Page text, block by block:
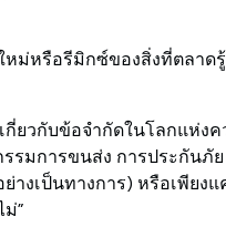
หม่หรือรีมิกซ์ของสิ่งที่ตลาด
กี่ยวกับข้อจำกัดในโลกแห่งค
รรมการขนส่ง การประกันภัย
างเป็นทางการ) หรือเพียงแ
”